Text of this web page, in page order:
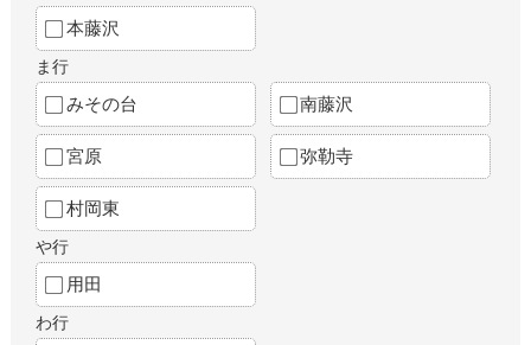
本藤沢
ま行
みその台 南藤沢
宮原 弥勒寺
村岡東
や行
用田
わ行